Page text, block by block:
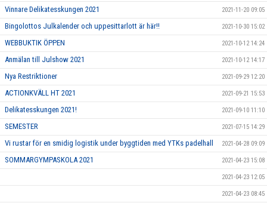
Vinnare Delikatesskungen 2021 2021-11-20 09:05
Bingolottos Julkalender och uppesittarlott är här!! 2021-10-30 15:02
WEBBUKTIK ÖPPEN 2021-10-12 14:24
Anmälan till Julshow 2021 2021-10-12 14:17
Nya Restriktioner 2021-09-29 12:20
ACTIONKVÄLL HT 2021 2021-09-21 15:53
Delikatesskungen 2021! 2021-09-10 11:10
SEMESTER 2021-07-15 14:29
Vi rustar för en smidig logistik under byggtiden med YTKs padelhall 2021-04-28 09:09
SOMMARGYMPASKOLA 2021 2021-04-23 15:08
2021-04-23 12:05
2021-04-23 08:45